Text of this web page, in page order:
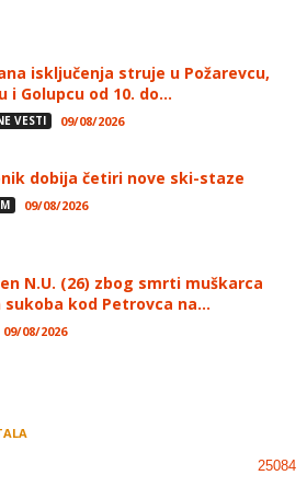
isključenja struje u Požarevcu,
i Golupcu od 10. do...
VESTI 09/08/2026
dobija četiri nove ski-staze
09/08/2026
N.U. (26) zbog smrti muškarca
sukoba kod Petrovca na...
09/08/2026
25084